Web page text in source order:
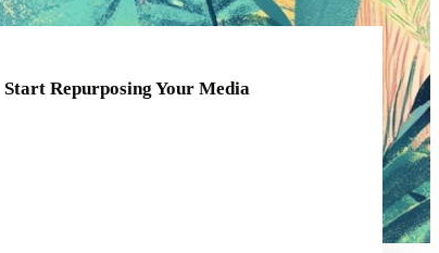
Start Repurposing Your Media